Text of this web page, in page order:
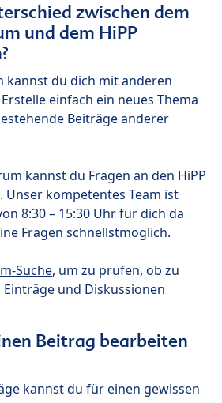
zwischen dem
und dem HiPP
kannst du dich mit anderen
einfach ein neues Thema
Beiträge anderer
kannst du Fragen an den HiPP
Unser kompetentes Team ist
8:30 – 15:30 Uhr für dich da
Fragen schnellstmöglich.
Suche, um zu prüfen, ob zu
und Diskussionen
Beitrag bearbeiten
kannst du für einen gewissen